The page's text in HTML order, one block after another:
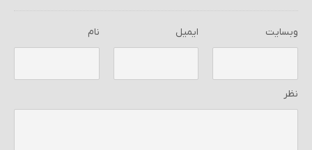
نام ایمیل وبسایت
نظر